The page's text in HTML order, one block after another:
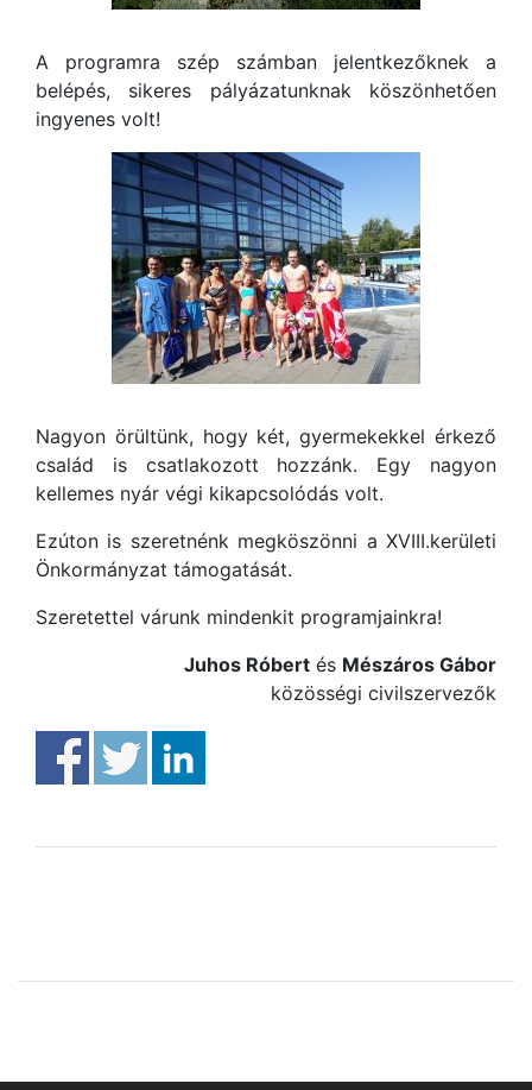
A programra szép számban jelentkezőknek a
belépés, sikeres pályázatunknak köszönhetően
ingyenes volt!
Nagyon örültünk, hogy két, gyermekekkel érkező
család is csatlakozott hozzánk. Egy nagyon
kellemes nyár végi kikapcsolódás volt.
Ezúton is szeretnénk megköszönni a XVIII.kerületi
Önkormányzat támogatását.
Szeretettel várunk mindenkit programjainkra!
Juhos Róbert és Mészáros Gábor
közösségi civilszervezők